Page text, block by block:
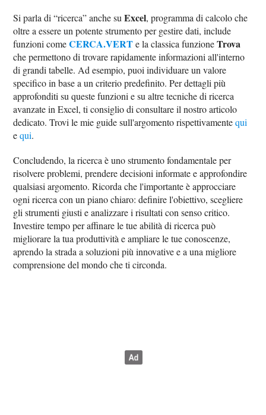
Si parla di “ricerca” anche suExcel, programma di calcolo che
oltre a essere un potente strumento per gestire dati, include
funzioni comeCERCA.VERTe la classica funzioneTrova
che permettono di trovare rapidamente informazioni all'interno
di grandi tabelle. Ad esempio, puoi individuare un valore
specifico in base a un criterio predefinito. Per dettagli più
approfonditi su queste funzioni e su altre tecniche di ricerca
avanzate in Excel, ti consiglio di consultare il nostro articolo
dedicato. Trovi le mie guide sull'argomento rispettivamentequi
equi.
Concludendo, la ricerca è uno strumento fondamentale per
risolvere problemi, prendere decisioni informate e approfondire
qualsiasi argomento. Ricorda che l'importante è approcciare
ogni ricerca con un piano chiaro: definire l'obiettivo, scegliere
gli strumenti giusti e analizzare i risultati con senso critico.
Investire tempo per affinare le tue abilità di ricerca può
migliorare la tua produttività e ampliare le tue conoscenze,
aprendo la strada a soluzioni più innovative e a una migliore
comprensione del mondo che ti circonda.